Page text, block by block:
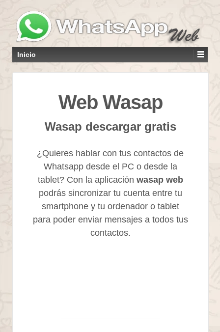
Inicio
Web Wasap
Wasap descargar gratis
¿Quieres hablar con tus contactos de
Whatsapp desde el PC o desde la
tablet? Con la aplicación wasap web
podrás sincronizar tu cuenta entre tu
smartphone y tu ordenador o tablet
para poder enviar mensajes a todos tus
contactos.